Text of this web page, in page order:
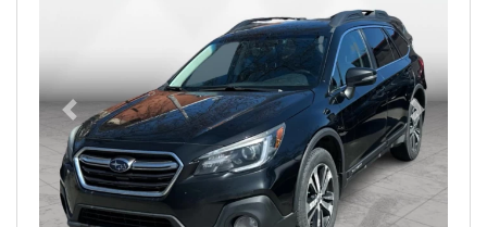
Previous Next